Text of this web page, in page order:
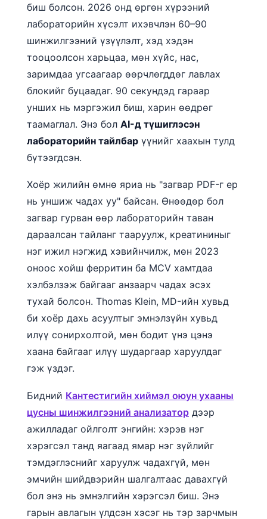
биш болсон. 2026 онд өргөн хүрээний
лабораторийн хүсэлт ихэвчлэн 60–90
шинжилгээний үзүүлэлт, хэд хэдэн
тооцоолсон харьцаа, мөн хүйс, нас,
заримдаа угсаагаар өөрчлөгддөг лавлах
блокийг буцаадаг. 90 секундэд гараар
унших нь мэргэжил биш, харин өөдрөг
таамаглал. Энэ бол AI-д түшиглэсэн
лабораторийн тайлбар үүнийг хаахын тулд
бүтээгдсэн.
Хоёр жилийн өмнө яриа нь "загвар PDF-г ер
нь уншиж чадах уу" байсан. Өнөөдөр бол
загвар гурван өөр лабораторийн таван
дараалсан тайланг тааруулж, креатининыг
нэг ижил нэгжид хэвийнчилж, мөн 2023
оноос хойш ферритин ба MCV хамтдаа
хэлбэлзэж байгааг анзаарч чадах эсэх
тухай болсон. Thomas Klein, MD-ийн хувьд
би хоёр дахь асуултыг эмнэлзүйн хувьд
илүү сонирхолтой, мөн бодит үнэ цэнэ
хаана байгааг илүү шударгаар харуулдаг
гэж үздэг.
Бидний Кантестигийн хиймэл оюун ухааны
цусны шинжилгээний анализатор дээр
ажилладаг ойлголт энгийн: хэрэв нэг
хэрэгсэл танд яагаад ямар нэг зүйлийг
тэмдэглэснийг харуулж чадахгүй, мөн
эмчийн шийдвэрийн шалгалтаас давахгүй
бол энэ нь эмнэлгийн хэрэгсэл биш. Энэ
гарын авлагын үлдсэн хэсэг нь тэр зарчмын